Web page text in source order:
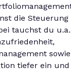
die Steuerung
tauchst du
tiefer ein